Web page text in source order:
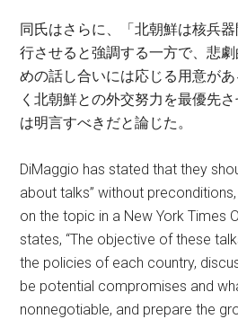
同氏はさらに、「北朝鮮は核兵
行させると強調する一方で、悲
めの話し合いには応じる用意が
く北朝鮮との外交努力を最優先
は明言すべきだと論じた。
DiMaggio has stated that they
about talks” without
on the topic in a New York Times
states, “The objective of these
the policies of each country,
be potential compromises and
nonnegotiable, and prepare the